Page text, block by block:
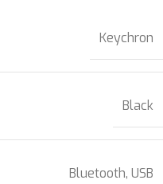
Keychron
Black
Bluetooth, USB